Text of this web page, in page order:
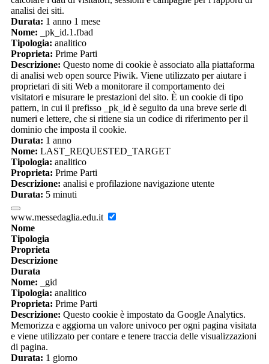
analisi dei siti.
Durata: 1 anno 1 mese
Nome: _pk_id.1.fbad
Tipologia: analitico
Proprieta: Prime Parti
Descrizione: Questo nome di cookie è associato alla piattaforma
di analisi web open source Piwik. Viene utilizzato per aiutare i
proprietari di siti Web a monitorare il comportamento dei
visitatori e misurare le prestazioni del sito. È un cookie di tipo
pattern, in cui il prefisso _pk_id è seguito da una breve serie di
numeri e lettere, che si ritiene sia un codice di riferimento per il
dominio che imposta il cookie.
Durata: 1 anno
Nome: LAST_REQUESTED_TARGET
Tipologia: analitico
Proprieta: Prime Parti
Descrizione: analisi e profilazione navigazione utente
Durata: 5 minuti
www.messedaglia.edu.it
Nome
Tipologia
Proprieta
Descrizione
Durata
Nome: _gid
Tipologia: analitico
Proprieta: Prime Parti
Descrizione: Questo cookie è impostato da Google Analytics.
Memorizza e aggiorna un valore univoco per ogni pagina visitata
e viene utilizzato per contare e tenere traccia delle visualizzazioni
di pagina.
Durata: 1 giorno